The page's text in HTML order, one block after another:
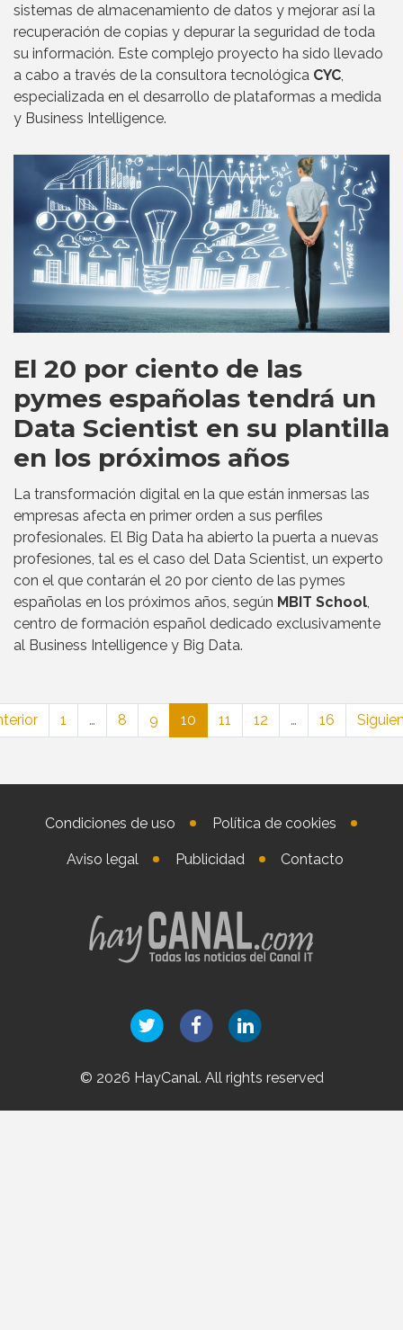
sistemas de almacenamiento de datos y mejorar así la
recuperación de copias y depurar la seguridad de toda
su información. Este complejo proyecto ha sido llevado
a cabo a través de la consultora tecnológica CYC
especializada en el desarrollo de plataformas a medida
y Business Intelligence.
El 20 por ciento de las
pymes españolas tendrá un
Data Scientist en su plantilla
en los próximos años
La transformación digital en la que están inmersas las
empresas afecta en primer orden a sus perfiles
profesionales. El Big Data ha abierto la puerta a nuevas
profesiones, tal es el caso del Data Scientist, un experto
con el que contarán el 20 por ciento de las pymes
españolas en los próximos años, según MBIT School,
centro de formación español dedicado exclusivamente
al Business Intelligence y Big Data.
1 … 8 9 10 11 12 … 16
Condiciones de uso Política de cookies
Aviso legal Publicidad Contacto
© 2026 HayCanal. All rights reserved